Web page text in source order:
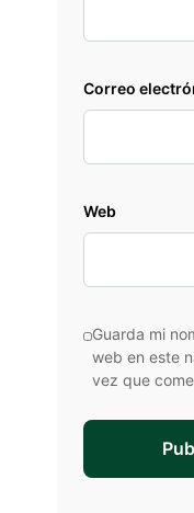
Correo
Web
Guarda mi
web en este
vez que